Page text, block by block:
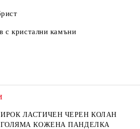
с кристални камъни
ЛАСТИЧЕН ЧЕРЕН КОЛАН
КОЖЕНА ПАНДЕЛКА